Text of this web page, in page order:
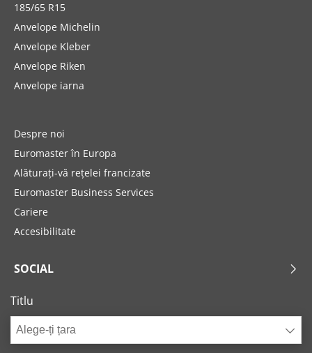
185/65 R15
Anvelope Michelin
Anvelope Kleber
Anvelope Riken
Anvelope iarna
Despre noi
Euromaster în Europa
Alăturați-vă rețelei francizate
Euromaster Business Services
Cariere
Accesibilitate
SOCIAL
Titlu
Alege-ți țara